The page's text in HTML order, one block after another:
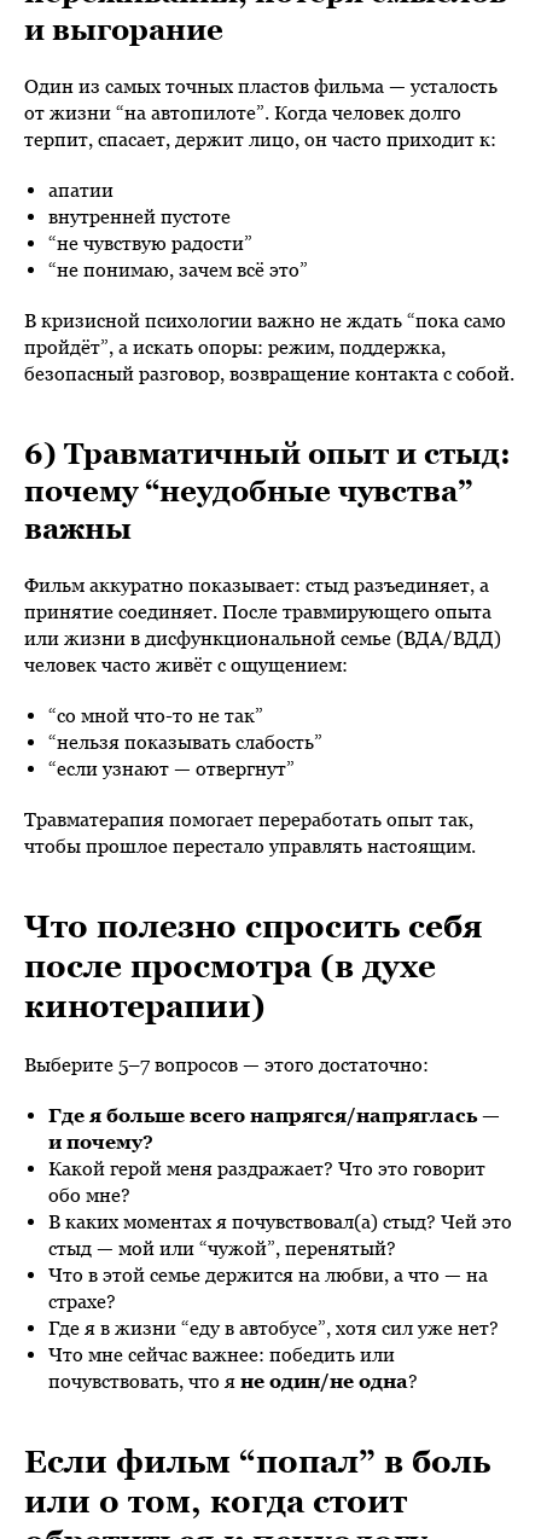
и выгорание
Один из самых точных пластов фильма — усталость
от жизни “на автопилоте”. Когда человек долго
терпит, спасает, держит лицо, он часто приходит к:
апатии
внутренней пустоте
“не чувствую радости”
“не понимаю, зачем всё это”
В кризисной психологии важно не ждать “пока само
пройдёт”, а искать опоры: режим, поддержка,
безопасный разговор, возвращение контакта с собой.
6) Травматичный опыт и стыд:
почему “неудобные чувства”
важны
Фильм аккуратно показывает: стыд разъединяет, а
принятие соединяет. После травмирующего опыта
или жизни в дисфункциональной семье (ВДА/ВДД)
человек часто живёт с ощущением:
“со мной что-то не так”
“нельзя показывать слабость”
“если узнают — отвергнут”
Травматерапия помогает переработать опыт так,
чтобы прошлое перестало управлять настоящим.
Что полезно спросить себя
после просмотра (в духе
кинотерапии)
Выберите 5–7 вопросов — этого достаточно:
Где я больше всего напрягся/напряглась —
и почему?
Какой герой меня раздражает? Что это говорит
обо мне?
В каких моментах я почувствовал(а) стыд? Чей это
стыд — мой или “чужой”, перенятый?
Что в этой семье держится на любви, а что — на
страхе?
Где я в жизни “еду в автобусе”, хотя сил уже нет?
Что мне сейчас важнее: победить или
почувствовать, что я не один/не одна?
Если фильм “попал” в боль
или о том, когда стоит